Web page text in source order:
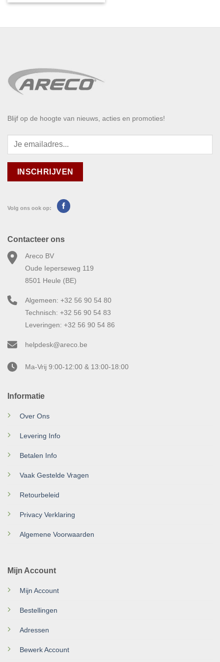
Blijf op de hoogte van nieuws, acties en promoties!
Volg ons ook op:
Informatie
Over Ons
Levering Info
Betalen Info
Vaak Gestelde Vragen
Retourbeleid
Privacy Verklaring
Algemene Voorwaarden
Mijn Account
Mijn Account
Bestellingen
Adressen
Bewerk Account
Contacteer ons
Areco BV
Oude Ieperseweg 119
8501 Heule (BE)
Algemeen: +32 56 90 54 80
Technisch: +32 56 90 54 83
Leveringen: +32 56 90 54 86
helpdesk@areco.be
Ma-Vrij 9:00-12:00 & 13:00-18:00